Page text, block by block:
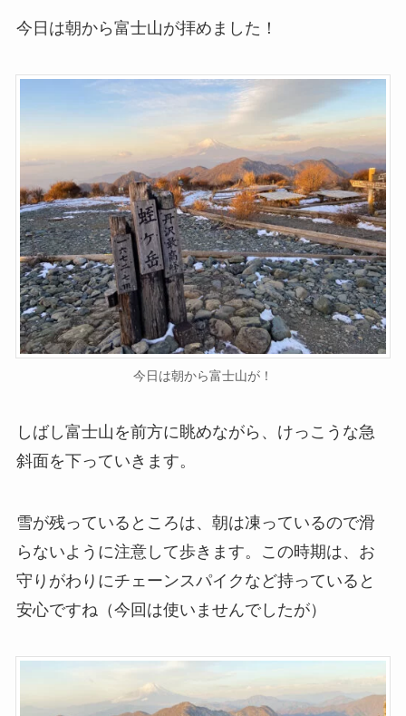
今日は朝から富士山が拝めました！
今日は朝から富士山が！
しばし富士山を前方に眺めながら、けっこうな急
斜面を下っていきます。
雪が残っているところは、朝は凍っているので滑
らないように注意して歩きます。この時期は、お
守りがわりにチェーンスパイクなど持っていると
安心ですね（今回は使いませんでしたが）